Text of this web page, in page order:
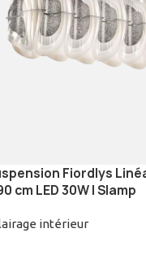
Fiordlys
cm LED 30W | Slamp
intérieur